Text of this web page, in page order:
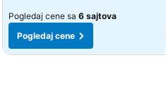
Pogledaj cene sa 6 sajtova
Pogledaj cene